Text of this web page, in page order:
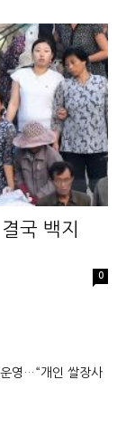
국 백지
0
영…“개인 쌀장사